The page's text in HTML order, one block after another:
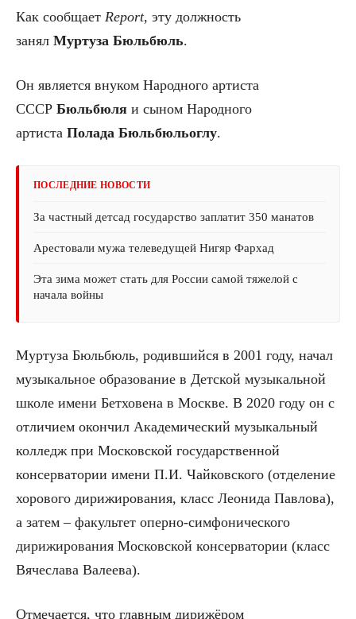
Как сообщает Report, эту должность
занял Муртуза Бюльбюль.
Он является внуком Народного артиста
СССР Бюльбюля и сыном Народного
артиста Полада Бюльбюльоглу.
ПОСЛЕДНИЕ НОВОСТИ
За частный детсад государство заплатит 350 манатов
Арестовали мужа телеведущей Нигяр Фархад
Эта зима может стать для России самой тяжелой с
начала войны
Муртуза Бюльбюль, родившийся в 2001 году, начал
музыкальное образование в Детской музыкальной
школе имени Бетховена в Москве. В 2020 году он с
отличием окончил Академический музыкальный
колледж при Московской государственной
консерватории имени П.И. Чайковского (отделение
хорового дирижирования, класс Леонида Павлова),
а затем – факультет оперно-симфонического
дирижирования Московской консерватории (класс
Вячеслава Валеева).
Отмечается, что главным дирижёром